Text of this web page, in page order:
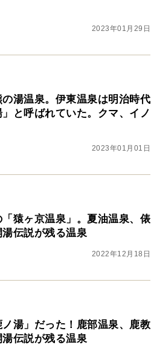
2023年01月29日
湯温泉。伊東温泉は明治時代
と呼ばれていた。クマ、イノ
2023年01月01日
猿ヶ京温泉」。夏油温泉、俵
伝説が残る温泉
2022年12月18日
湯」だった！鹿部温泉、鹿教
伝説が残る温泉